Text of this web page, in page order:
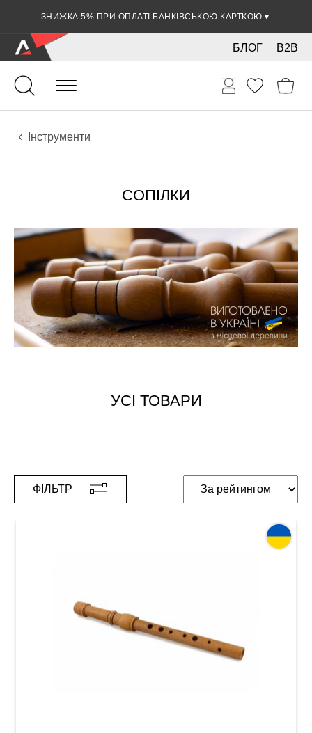
ЗНИЖКА 5% ПРИ ОПЛАТІ БАНКІВСЬКОЮ КАРТКОЮ ▼
B2B
БЛОГ
Духові
Сопілки
Інструменти
СОПІЛКИ
УСІ ТОВАРИ
ФІЛЬТР